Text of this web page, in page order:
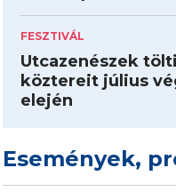
FESZTIVÁL
Utcazenészek
köztereit július
elején
Események,